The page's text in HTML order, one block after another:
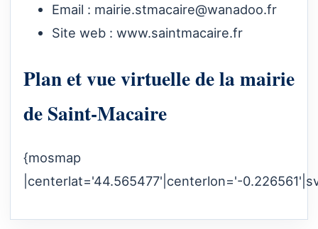
Email : mairie.stmacaire@wanadoo.fr
Site web : www.saintmacaire.fr
Plan et vue virtuelle de la mairie
de Saint-Macaire
{mosmap
|centerlat='44.565477'|centerlon='-